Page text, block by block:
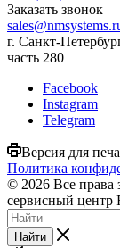
Заказать звонок
г. Санкт-
часть 280
Facebook
Instagram
Telegram
Версия для
Политика
© 2026 Все
сервисный центр
Найти